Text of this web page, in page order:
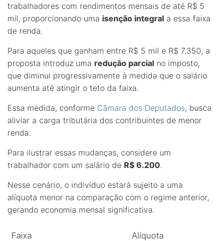
trabalhadores com rendimentos mensais de até R$ 5
mil, proporcionando uma isenção integral a essa faixa
de renda.
Para aqueles que ganham entre R$ 5 mil e R$ 7.350, a
proposta introduz uma redução parcial no imposto,
que diminui progressivamente à medida que o salário
aumenta até atingir o teto da faixa.
Essa medida, conforme Câmara dos Deputados, busca
aliviar a carga tributária dos contribuintes de menor
renda.
Para ilustrar essas mudanças, considere um
trabalhador com um salário de R$ 6.200.
Nesse cenário, o indivíduo estará sujeito a uma
alíquota menor na comparação com o regime anterior,
gerando economia mensal significativa.
Faixa Alíquota